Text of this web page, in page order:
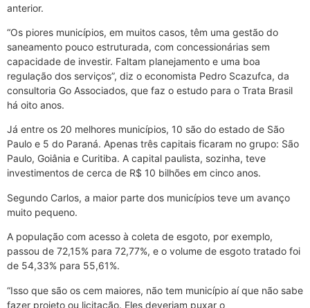
anterior.
“Os piores municípios, em muitos casos, têm uma gestão do
saneamento pouco estruturada, com concessionárias sem
capacidade de investir. Faltam planejamento e uma boa
regulação dos serviços”, diz o economista Pedro Scazufca, da
consultoria Go Associados, que faz o estudo para o Trata Brasil
há oito anos.
Já entre os 20 melhores municípios, 10 são do estado de São
Paulo e 5 do Paraná. Apenas três capitais ficaram no grupo: São
Paulo, Goiânia e Curitiba. A capital paulista, sozinha, teve
investimentos de cerca de R$ 10 bilhões em cinco anos.
Segundo Carlos, a maior parte dos municípios teve um avanço
muito pequeno.
A população com acesso à coleta de esgoto, por exemplo,
passou de 72,15% para 72,77%, e o volume de esgoto tratado foi
de 54,33% para 55,61%.
“Isso que são os cem maiores, não tem município aí que não sabe
fazer projeto ou licitação. Eles deveriam puxar o